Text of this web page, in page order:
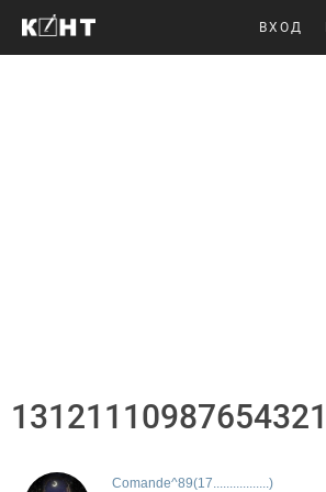
ВХОД
13121110987654321
Comande^89(17.................)